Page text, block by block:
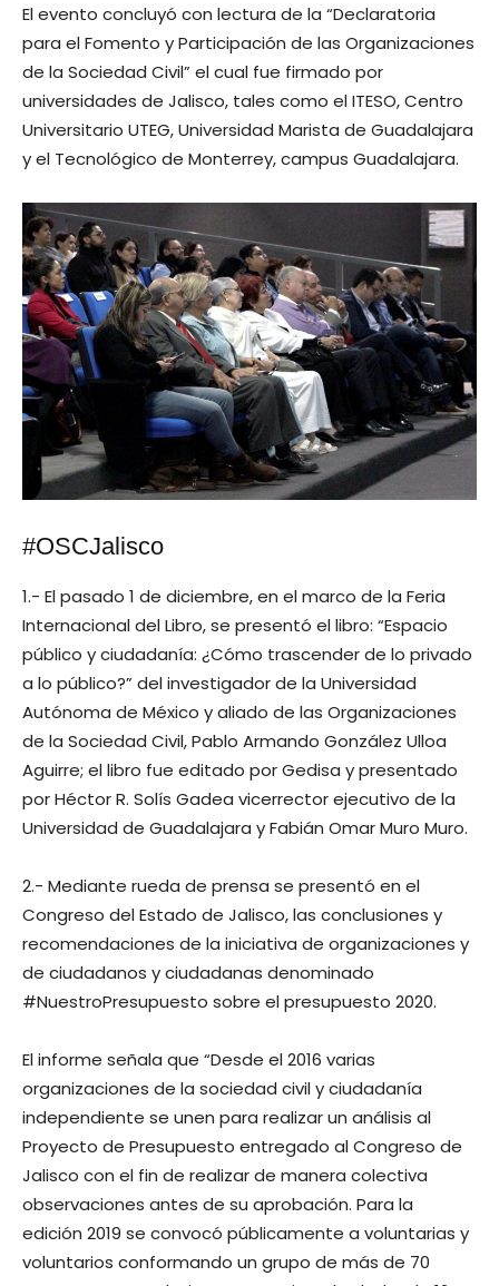
El evento concluyó con lectura de la “Declaratoria
para el Fomento y Participación de las Organizaciones
de la Sociedad Civil” el cual fue firmado por
universidades de Jalisco, tales como el ITESO, Centro
Universitario UTEG, Universidad Marista de Guadalajara
y el Tecnológico de Monterrey, campus Guadalajara.
#OSCJalisco
1.- El pasado 1 de diciembre, en el marco de la Feria
Internacional del Libro, se presentó el libro: “Espacio
público y ciudadanía: ¿Cómo trascender de lo privado
a lo público?” del investigador de la Universidad
Autónoma de México y aliado de las Organizaciones
de la Sociedad Civil, Pablo Armando González Ulloa
Aguirre; el libro fue editado por Gedisa y presentado
por Héctor R. Solís Gadea vicerrector ejecutivo de la
Universidad de Guadalajara y Fabián Omar Muro Muro.
2.- Mediante rueda de prensa se presentó en el
Congreso del Estado de Jalisco, las conclusiones y
recomendaciones de la iniciativa de organizaciones y
de ciudadanos y ciudadanas denominado
#NuestroPresupuesto sobre el presupuesto 2020.
El informe señala que “Desde el 2016 varias
organizaciones de la sociedad civil y ciudadanía
independiente se unen para realizar un análisis al
Proyecto de Presupuesto entregado al Congreso de
Jalisco con el fin de realizar de manera colectiva
observaciones antes de su aprobación. Para la
edición 2019 se convocó públicamente a voluntarias y
voluntarios conformando un grupo de más de 70